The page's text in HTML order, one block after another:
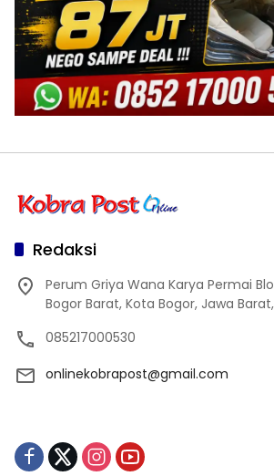
Redaksi
Perum Griya Wana Karya Permai
Bogor Barat, Kota Bogor, Jawa
085217000530
onlinekobrapost@gmail.com